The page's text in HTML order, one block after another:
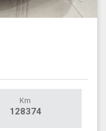
Km
128374